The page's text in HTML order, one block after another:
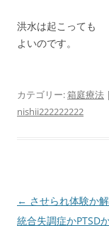
洪水は起こっても
よいのです。
カテゴリー:箱庭療法
nishii222222222
投
稿
← させられ体験か
統合失調症かPTSD